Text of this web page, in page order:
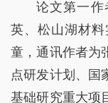
论文第一作
英、松山湖材
童，通讯作者为
点研发计划、国
基础研究重大项